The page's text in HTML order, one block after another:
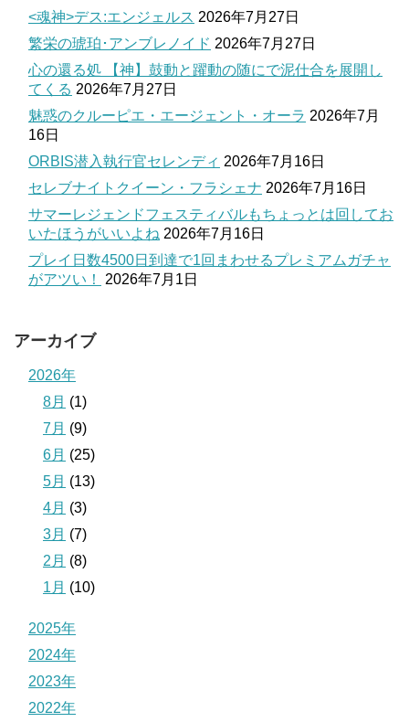
<魂神>デス:エンジェルス 2026年7月27日
繁栄の琥珀･アンブレノイド 2026年7月27日
心の還る処 【神】鼓動と躍動の随にで泥仕合を展開し
てくる 2026年7月27日
魅惑のクルーピエ・エージェント・オーラ 2026年7月
16日
ORBIS潜入執行官セレンディ 2026年7月16日
セレブナイトクイーン・フラシェナ 2026年7月16日
サマーレジェンドフェスティバルもちょっとは回してお
いたほうがいいよね 2026年7月16日
プレイ日数4500日到達で1回まわせるプレミアムガチャ
がアツい！
2026年7月1日
アーカイブ
2026年
8月 (1)
7月 (9)
6月 (25)
5月 (13)
4月 (3)
3月 (7)
2月 (8)
1月 (10)
2025年
2024年
2023年
2022年